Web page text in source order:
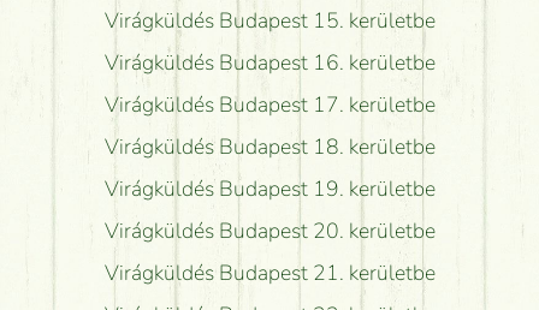
Virágküldés Budapest 15. kerületbe
Virágküldés Budapest 16. kerületbe
Virágküldés Budapest 17. kerületbe
Virágküldés Budapest 18. kerületbe
Virágküldés Budapest 19. kerületbe
Virágküldés Budapest 20. kerületbe
Virágküldés Budapest 21. kerületbe